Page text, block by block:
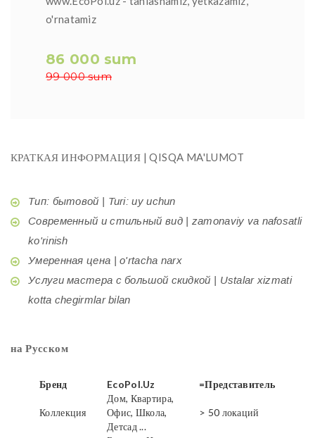
o'rnatamiz
86 000 sum
99 000 sum
КРАТКАЯ ИНФОРМАЦИЯ | QISQA MA'LUMOT
Тип: бытовой | Turi: uy uchun
Современный и стильный вид | zamonaviy va nafosatli
ko'rinish
Умеренная цена | o'rtacha narx
Услуги мастера с большой скидкой | Ustalar xizmati
kotta chegirmlar bilan
на Русском
Бренд EcoPol.Uz =Представитель
Коллекция
Дом, Квартира,
Офис, Школа,
Детсад ...
> 50 локаций